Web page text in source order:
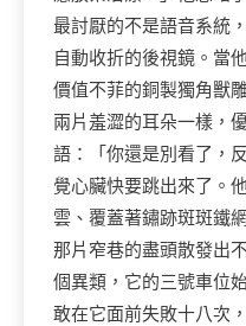
最討厭的不是語音系統
自動收折的後視鏡。當
價值不菲的銅製獨角獸
兩片羞澀的耳朵一樣，
語：「你還是別看了，
覺心臟快要跳出來了。
雲、覆蓋著鏽跡斑斑鐵
那片窄巷的盡頭散發出
個異類，它的三號車位
敢在它面前失敗十八次